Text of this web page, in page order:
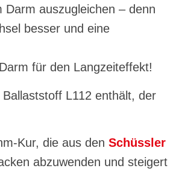
Darm auszugleichen – denn
besser und eine
für den Langzeiteffekt!
L112 enthält, der
Kur, die aus den Schüssler
abzuwenden und steigert